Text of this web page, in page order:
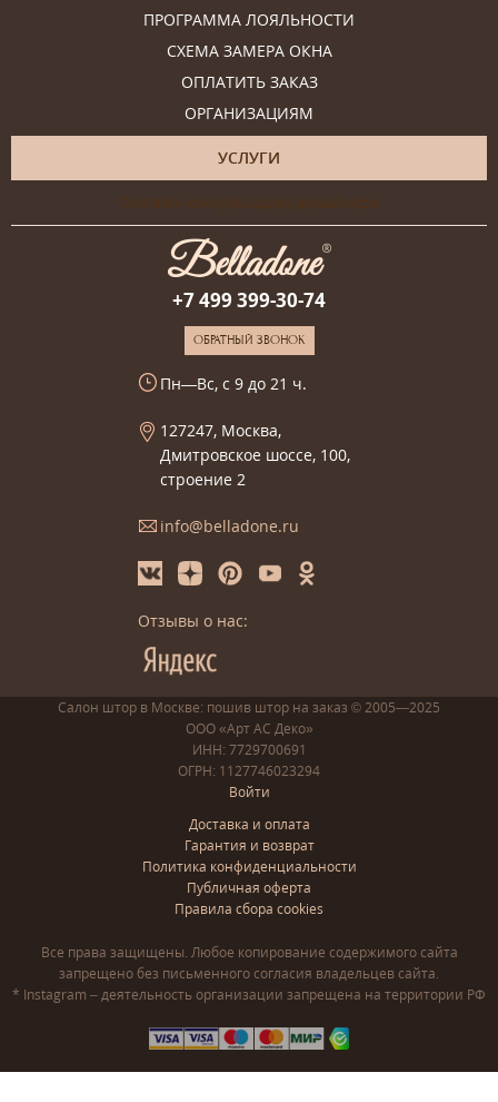
ПРОГРАММА ЛОЯЛЬНОСТИ
СХЕМА ЗАМЕРА ОКНА
ОПЛАТИТЬ ЗАКАЗ
ОРГАНИЗАЦИЯМ
УСЛУГИ
Онлайн-консультация дизайнера
+7 499 399-30-74
ОБРАТНЫЙ ЗВОНОК
Пн—Вс, с 9 до 21 ч.
127247, Москва,
Дмитровское шоссе, 100,
строение 2
info@belladone.ru
Отзывы о нас:
Салон штор в Москве: пошив штор на заказ © 2005—2025
ООО «Арт АС Деко»
ИНН: 7729700691
ОГРН: 1127746023294
Войти
Доставка и оплата
Гарантия и возврат
Политика конфиденциальности
Публичная оферта
Правила сбора cookies
Все права защищены. Любое копирование содержимого сайта
запрещено без письменного согласия владельцев сайта.
* Instagram – деятельность организации запрещена на территории РФ